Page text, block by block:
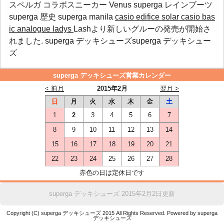
スペルガ コラボスニーカー Venus superga レインブーツ
superga 歴史 superga manila casio edifice solar casio bas
ic analogue ladys Lashより新しいグルーの発売が開始さ
れました. superga デッキシューズsuperga デッキシュー
ズ
superga デッキシューズ営業カレンダー
2015年2月
< 前月
翌月 >
日
月 火 水 木 金
土
1
2 3 4 5 6
7
8
9 10 11 12 13
14
15
16 17 18 19 20
21
22
23 24 25 26 27
28
赤色の日は定休日です
superga デッキシューズ 2015年2月2日更新
Copyright (C) superga デッキシューズ 2015 All Rights Reserved. Powered by superga
デッキシューズ